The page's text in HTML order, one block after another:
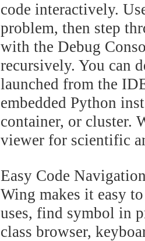
code interactively.
problem, then step
with the Debug
recursively. You can
launched from the
embedded Python
container, or cluster.
viewer for scientific
Easy Code
Wing makes it easy
uses, find symbol in
class browser,